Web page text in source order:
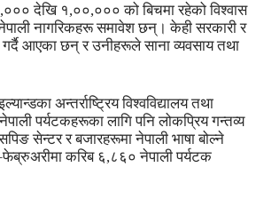
देखि १,००,००० को बिचमा रहेको विश्वास
नागरिकहरू समावेश छन्। केही सरकारी र
आएका छन् र उनीहरूले साना व्यवसाय तथा
अन्तर्राष्ट्रिय विश्वविद्यालय तथा
पर्यटकहरूका लागि पनि लोकप्रिय गन्तव्य
सेन्टर र बजारहरूमा नेपाली भाषा बोल्ने
करिब ६,८६० नेपाली पर्यटक